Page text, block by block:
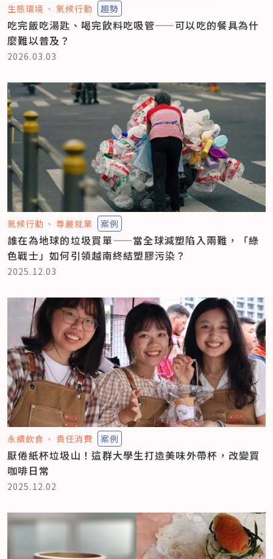
生態環境 氣候行動 趨勢
吃完飯吃湯匙、喝完飲料吃吸管——可以吃的餐具為什
麼難以普及？
2026.03.03
氣候行動 尊嚴就業 案例
誰在為地球的垃圾買單——當全球減塑陷入兩難，「綠
色戰士」如何引領越南終結塑膠污染？
2025.12.03
永續飲食 責任消費 案例
厭倦紙杯垃圾山！這群大學生打造美味外帶杯，改變買
咖啡日常
2025.12.02